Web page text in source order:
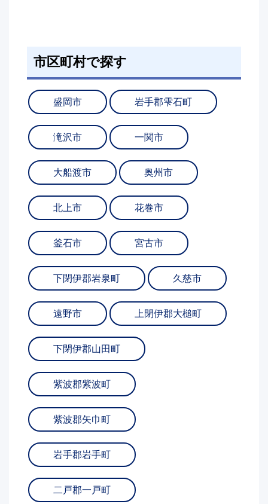
市区町村で探す
盛岡市 岩手郡雫石町
滝沢市 一関市
大船渡市 奥州市
北上市 花巻市
釜石市 宮古市
下閉伊郡岩泉町 久慈市
遠野市 上閉伊郡大槌町
下閉伊郡山田町
紫波郡紫波町
紫波郡矢巾町
岩手郡岩手町
二戸郡一戸町